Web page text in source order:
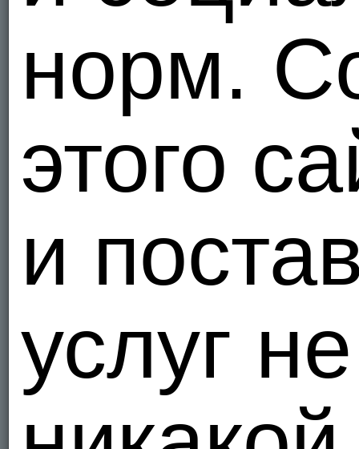
норм.
этого
и
услуг